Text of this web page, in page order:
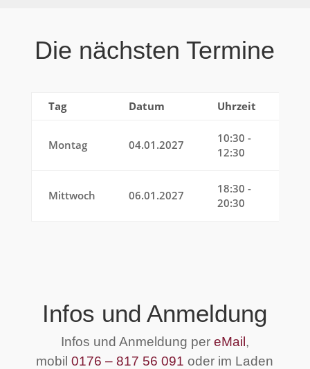
Die nächsten Termine
Tag Datum Uhrzeit
Montag 04.01.2027
10:30 -
12:30
Mittwoch 06.01.2027
18:30 -
20:30
Infos und Anmeldung
Infos und Anmeldung per eMail,
mobil 0176 – 817 56 091 oder im Laden